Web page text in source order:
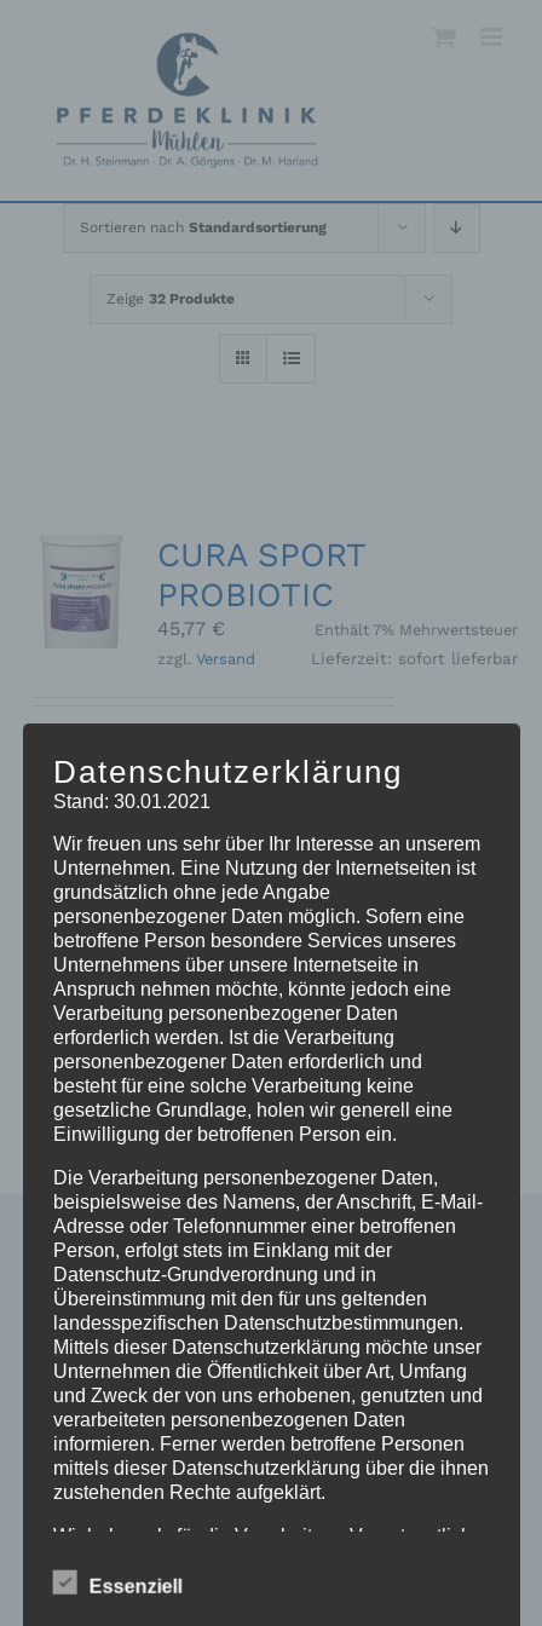
Sortieren nach Standardsortierung
Zeige 32 Produkte
CURA SPORT
PROBIOTIC
45,77 €
Enthält 7% Mehrwertsteuer
zzgl.Versand Lieferzeit: sofort lieferbar
und Stabilisierung der Darmflora.
Kann die Säureregulierung im Magen-
Darmtrakt positiv beeinflussen und in
Stresssituationen wie Turnier,
Stallwechsel, Wurmkurgabe oder
Futterwechsel entgegenwirken. Auch
bei Kotwasser und Durchfall geeignet.
- ADMR konform -
Ergänzungsfuttermittel für Pferde1
kg DosePreis/kg: 45,77 €
In den
Warenkorb
Details
Alle Shop Infos
Mein Konto
Zahlungsarten
Versand & Lieferung
Widerruf
Widerruf erklären
AGB
Impressum
Datenschutzerklärung
Stand: 30.01.2021
Wir freuen uns sehr über Ihr Interesse an unserem
Unternehmen. Eine Nutzung der Internetseiten ist
grundsätzlich ohne jede Angabe
personenbezogener Daten möglich. Sofern eine
betroffene Person besondere Services unseres
Unternehmens über unsere Internetseite in
Anspruch nehmen möchte, könnte jedoch eine
Verarbeitung personenbezogener Daten
erforderlich werden. Ist die Verarbeitung
personenbezogener Daten erforderlich und
besteht für eine solche Verarbeitung keine
gesetzliche Grundlage, holen wir generell eine
Einwilligung der betroffenen Person ein.
Die Verarbeitung personenbezogener Daten,
beispielsweise des Namens, der Anschrift, E-Mail-
Adresse oder Telefonnummer einer betroffenen
Person, erfolgt stets im Einklang mit der
Datenschutz-Grundverordnung und in
Übereinstimmung mit den für uns geltenden
landesspezifischen Datenschutzbestimmungen.
Mittels dieser Datenschutzerklärung möchte unser
Unternehmen die Öffentlichkeit über Art, Umfang
und Zweck der von uns erhobenen, genutzten und
verarbeiteten personenbezogenen Daten
informieren. Ferner werden betroffene Personen
mittels dieser Datenschutzerklärung über die ihnen
zustehenden Rechte aufgeklärt.
Wir haben als für die Verarbeitung Verantwortlicher
Maßnahmen umgesetzt, um einen möglichst
Essenziell